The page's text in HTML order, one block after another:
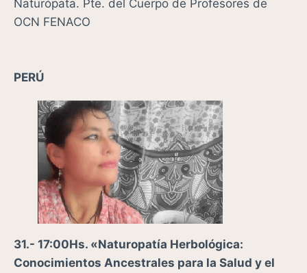
Naturópata. Pte. del Cuerpo de Profesores de
OCN FENACO
PERÚ
31.- 17:00Hs. «Naturopatía Herbológica:
Conocimientos Ancestrales para la Salud y el